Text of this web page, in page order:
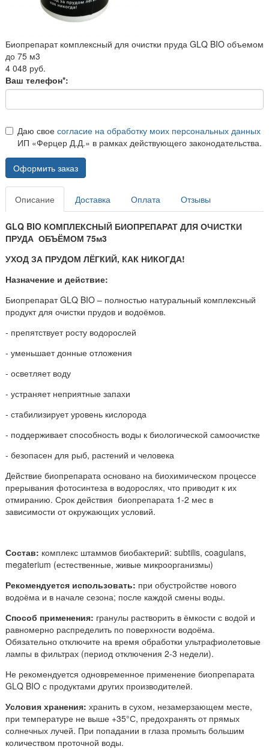
Биопрепарат комплексный для очистки пруда GLQ BIO объемом
до 75 м3
4 048 руб.
Ваш телефон*:
Даю свое согласие на обработку моих персональных данных
ИП «Ферцер Д.Д.» в рамках действующего законодательства.
Оформить заказ
Описание Доставка Оплата Отзывы
GLQ BIO КОМПЛЕКСНЫЙ БИОПРЕПАРАТ ДЛЯ ОЧИСТКИ
ПРУДА ОБЪЁМОМ 75м3
УХОД ЗА ПРУДОМ ЛЁГКИЙ, КАК НИКОГДА!
Назначение и действие:
Биопрепарат GLQ BIO – полностью натуральный комплексный
продукт для очистки прудов и водоёмов.
- препятствует росту водорослей
- уменьшает донные отложения
- осветляет воду
- устраняет неприятные запахи
- стабилизирует уровень кислорода
- поддерживает способность воды к биологической самоочистке
- безопасен для рыб, растений и человека
Действие биопрепарата основано на биохимическом процессе
прерывания фотосинтеза в водорослях, что приводит к их
отмиранию. Срок действия биопрепарата 1-2 мес в
зависимости от окружающих условий.
Состав: комплекс штаммов биобактерий: subtilis, coagulans,
megaterium (естественные, живые микроорганизмы)
Рекомендуется использовать: при обустройстве нового
водоёма и в начале сезона; после каждой смены воды.
Способ применения: гранулы растворить в ёмкости с водой и
равномерно распределить по поверхности водоёма.
Обязательно отключите на время обработки ультрафиолетовые
лампы в фильтрах (период отключения 2-3 недели).
Не рекомендуется одновременное применение биопрепарата
GLQ BIO с продуктами других производителей.
Условия хранения: хранить в сухом, незамерзающем месте,
при температуре не выше +35°С, предохранять от прямых
солнечных лучей. При попадании в глаза промыть большим
количеством проточной воды.